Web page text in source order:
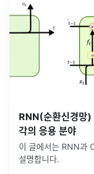
RNN(순환신경망
각의 응용 분야
이 글에서는 RNN과
설명합니다.